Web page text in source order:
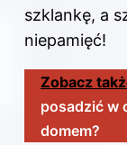
szklankę, a
niepamięć!
Zobacz
posadzić w
domem?